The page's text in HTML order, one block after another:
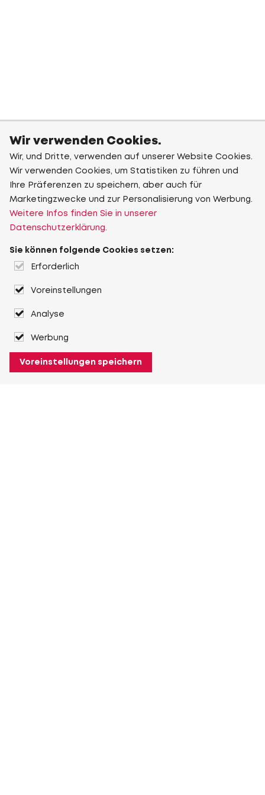
Wir verwenden Cookies.
Wir, und Dritte, verwenden auf unserer Website Cookies.
Wir verwenden Cookies, um Statistiken zu führen und
Ihre Präferenzen zu speichern, aber auch für
Marketingzwecke und zur Personalisierung von Werbung.
Weitere Infos finden Sie in unserer
Datenschutzerklärung.
Sie können folgende Cookies setzen:
Erforderlich
Voreinstellungen
Analyse
Werbung
Voreinstellungen speichern